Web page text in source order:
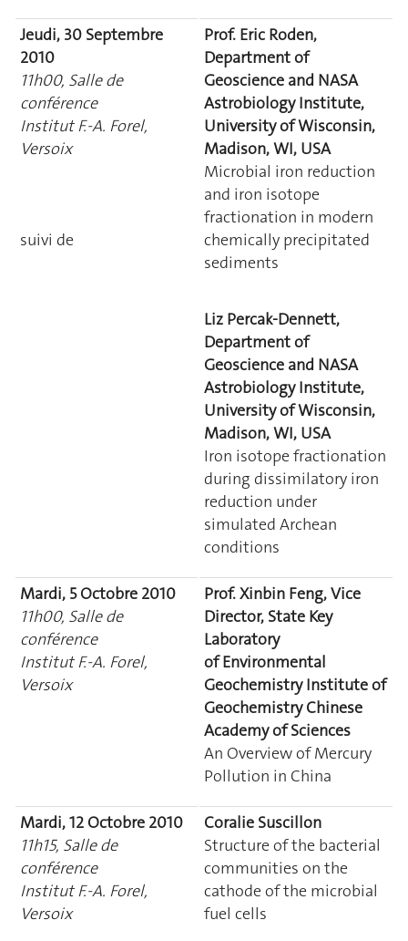
Jeudi, 30 Septembre
2010
11h00, Salle de
conférence
Institut F.-A. Forel,
Versoix
suivi de
Prof. Eric Roden,
Department of
Geoscience and NASA
Astrobiology Institute,
University of Wisconsin,
Madison, WI, USA
Microbial iron reduction
and iron isotope
fractionation in modern
chemically precipitated
sediments
Liz Percak-Dennett,
Department of
Geoscience and NASA
Astrobiology Institute,
University of Wisconsin,
Madison, WI, USA
Iron isotope fractionation
during dissimilatory iron
reduction under
simulated Archean
conditions
Mardi, 5 Octobre 2010
11h00, Salle de
conférence
Institut F.-A. Forel,
Versoix
Prof. Xinbin Feng, Vice
Director, State Key
Laboratory
of Environmental
Geochemistry Institute of
Geochemistry Chinese
Academy of Sciences
An Overview of Mercury
Pollution in China
Mardi, 12 Octobre 2010
11h15, Salle de
conférence
Institut F.-A. Forel,
Versoix
Coralie Suscillon
Structure of the bacterial
communities on the
cathode of the microbial
fuel cells